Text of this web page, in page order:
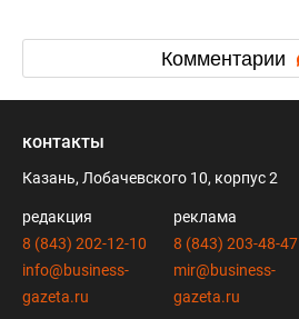
Комментарии
контакты
Казань, Лобачевского 10, корпус 2
редакция
8 (843) 202-12-10
info@business-
gazeta.ru
реклама
8 (843) 203-48-47
mir@business-
gazeta.ru